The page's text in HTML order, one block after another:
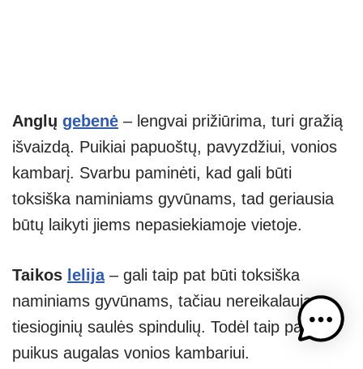
Anglų gebenė – lengvai prižiūrima, turi gražią
išvaizdą. Puikiai papuoštų, pavyzdžiui, vonios
kambarį. Svarbu paminėti, kad gali būti
toksiška naminiams gyvūnams, tad geriausia
būtų laikyti jiems nepasiekiamoje vietoje.
Taikos lelija– gali taip pat būti toksiška
naminiams gyvūnams, tačiau nereikalauja
tiesioginių saulės spindulių. Todėl taip pat
puikus augalas vonios kambariui.